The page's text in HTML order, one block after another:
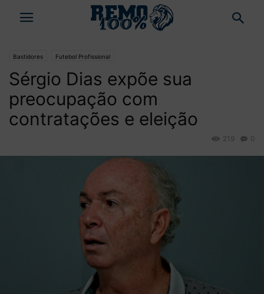
Bastidores Futebol Profissional
Sérgio Dias expõe sua
preocupação com
contratações e eleição
0
219